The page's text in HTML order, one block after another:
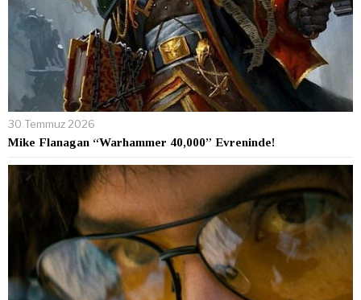
30 Temmuz 2026
Mike Flanagan “Warhammer 40,000” Evreninde!